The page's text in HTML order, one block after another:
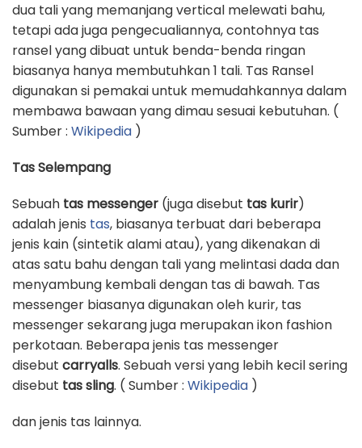
dua tali yang memanjang vertical melewati bahu,
tetapi ada juga pengecualiannya, contohnya tas
ransel yang dibuat untuk benda-benda ringan
biasanya hanya membutuhkan 1 tali. Tas Ransel
digunakan si pemakai untuk memudahkannya dalam
membawa bawaan yang dimau sesuai kebutuhan. (
Sumber : Wikipedia )
Tas Selempang
Sebuah tas messenger (juga disebut tas kurir)
adalah jenis tas, biasanya terbuat dari beberapa
jenis kain (sintetik alami atau), yang dikenakan di
atas satu bahu dengan tali yang melintasi dada dan
menyambung kembali dengan tas di bawah. Tas
messenger biasanya digunakan oleh kurir, tas
messenger sekarang juga merupakan ikon fashion
perkotaan. Beberapa jenis tas messenger
disebut carryalls. Sebuah versi yang lebih kecil sering
disebut tas sling. ( Sumber : Wikipedia )
dan jenis tas lainnya.